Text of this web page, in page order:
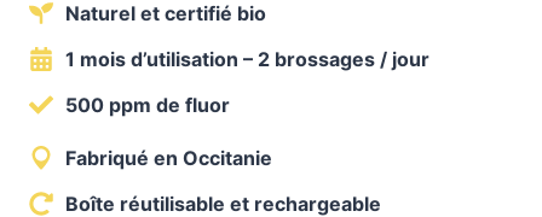
à
certifié
bio
60
pastilles
Naturel et certifié bio
1 mois d’utilisation – 2 brossages / jour
500 ppm de fluor
Fabriqué en Occitanie
Boîte réutilisable et rechargeable